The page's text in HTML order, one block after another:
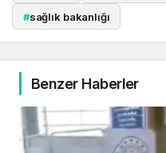
#sağlık bakanlığı
Benzer Haberler